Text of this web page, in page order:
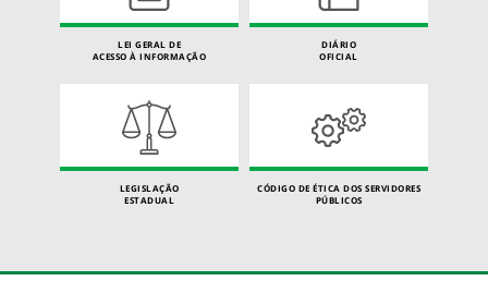
LEI GERAL DE
ACESSO À INFORMAÇÃO
DIÁRIO
OFICIAL
LEGISLAÇÃO
ESTADUAL
CÓDIGO DE ÉTICA DOS SERVIDORES
PÚBLICOS